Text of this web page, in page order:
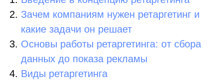
Зачем компаниям нужен ретаргетинг и
какие задачи он решает
Основы работы ретаргетинга: от сбора
данных до показа рекламы
Виды ретаргетинга